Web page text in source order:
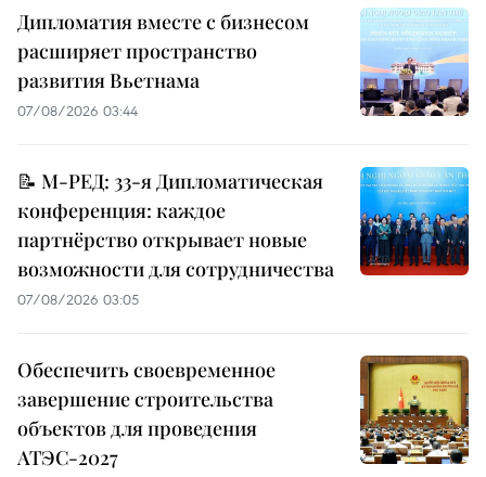
Дипломатия вместе с бизнесом
расширяет пространство
развития Вьетнама
07/08/2026 03:44
📝 М-РЕД: 33-я Дипломатическая
конференция: каждое
партнёрство открывает новые
возможности для сотрудничества
07/08/2026 03:05
Обеспечить своевременное
завершение строительства
объектов для проведения
АТЭС-2027